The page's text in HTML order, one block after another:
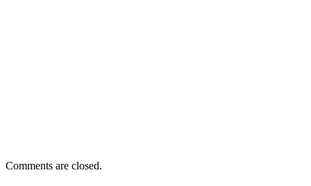
Comments are closed.